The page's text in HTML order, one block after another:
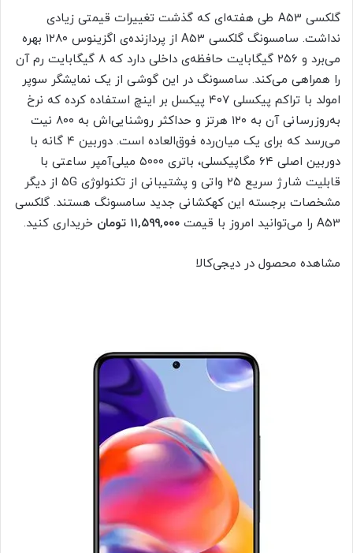
گلکسی A53 طی هفته‌ای که گذشت تغییرات قیمتی زیادی
نداشت. سامسونگ گلکسی A53 از پردازنده‌ی اگزینوس ۱۲۸۰ بهره
می‌برد و ۲۵۶ گیگابایت حافظه‌ی داخلی دارد که ۸ گیگابایت رم آن
را همراهی می‌کند. سامسونگ در این گوشی از یک نمایشگر سوپر
امولد با تراکم پیکسلی ۴۰۷ پیکسل بر اینچ استفاده کرده که نرخ
به‌روزرسانی آن به ۱۲۰ هرتز و حداکثر روشنایی‌اش به ۸۰۰ نیت
می‌رسد که برای یک میان‌رده فوق‌العاده است. دوربین ۴ گانه با
دوربین اصلی ۶۴ مگاپیکسلی، باتری ۵۰۰۰ میلی‌آمپر ساعتی با
قابلیت شارژ سریع ۲۵ واتی و پشتیبانی از تکنولوژی ۵G از دیگر
مشخصات برجسته این کهکشانی جدید سامسونگ هستند. گلکسی
A53 را می‌توانید امروز با قیمت
۱۱,۵۹۹,۰۰۰ تومان خریداری کنید.
مشاهده محصول در دیجی‌کالا